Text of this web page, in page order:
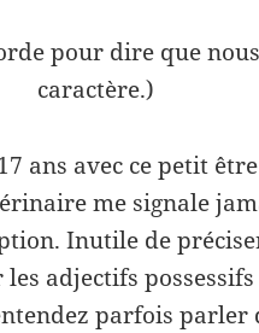
pour dire que
caractère.)
ans avec ce petit
me signale
Inutile de
adjectifs
parfois parler